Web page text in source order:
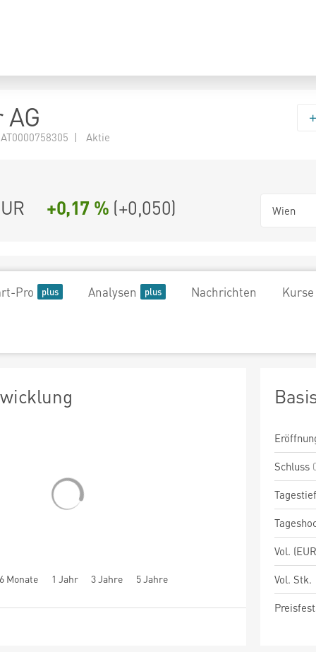
| Aktie
+0,17 % (+0,050) Wien
Pro Analysen Nachrichten
6 Monate 1 Jahr 3 Jahre 5 Jahre
Schluss
Tagestief
Vol.
Vol. Stk.